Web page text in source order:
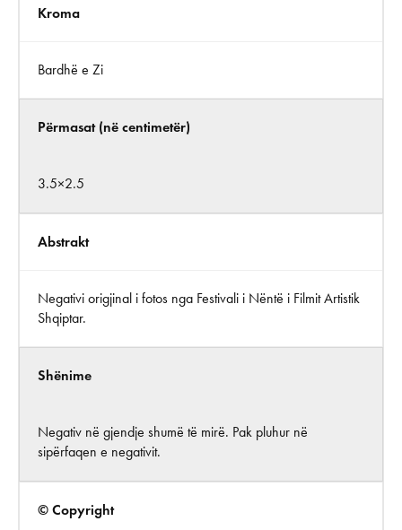
Kroma
Bardhë e Zi
Përmasat (në centimetër)
3.5×2.5
Abstrakt
Negativi origjinal i fotos nga Festivali i Nëntë i Filmit Artistik
Shqiptar.
Shënime
Negativ në gjendje shumë të mirë. Pak pluhur në
sipërfaqen e negativit.
© Copyright